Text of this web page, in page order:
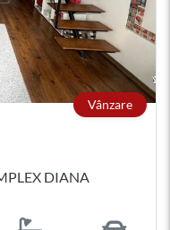
Vânzare
DIANA